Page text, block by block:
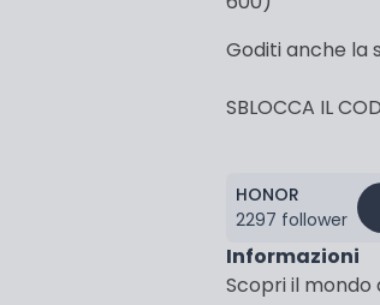
Goditi anche la
SBLOCCA IL
HONOR
2297 follower
Informazioni
Scopri il